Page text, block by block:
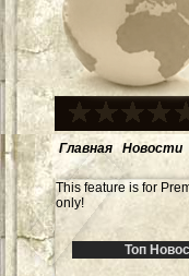
Главная Новости
This feature is for
only!
Топ